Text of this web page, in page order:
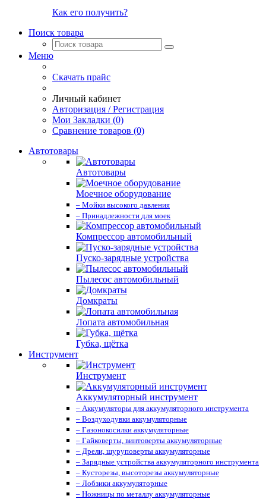
Как его получить?
Поиск товара
Меню
Скачать прайс
Личный кабинет
Авторизация / Регистрация
Мои Закладки (0)
Сравнение товаров (0)
Автотовары
Автотовары
Моечное оборудование
– Мойки высокого давления
– Принадлежности для моек
Компрессор автомобильный
Пуско-зарядные устройства
Пылесос автомобильный
Домкраты
Лопата автомобильная
Губка, щётка
Инструмент
Инструмент
Аккумуляторный инструмент
– Аккумуляторы для аккумуляторного инструмента
– Воздуходувки аккумуляторные
– Газонокосилки аккумуляторные
– Гайковерты, винтоверты аккумуляторные
– Дрели, шуруповерты аккумуляторные
– Зарядные устройства аккумуляторного инструмента
– Кусторезы, высоторезы аккумуляторные
– Лобзики аккумуляторные
– Ножницы по металлу аккумуляторные